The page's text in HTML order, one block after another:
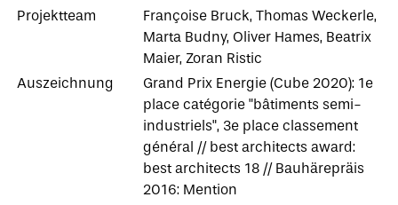
Projektteam
Françoise Bruck, Thomas Weckerle,
Marta Budny, Oliver Hames, Beatrix
Maier, Zoran Ristic
Auszeichnung
Grand Prix Energie (Cube 2020): 1e
place catégorie "bâtiments semi-
industriels", 3e place classement
général // best architects award:
best architects 18 // Bauhärepräis
2016: Mention